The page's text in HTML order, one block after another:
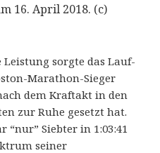
16. April 2018. (c)
sorgte das Lauf-
Marathon-Sieger
dem Kraftakt in den
zur Ruhe gesetzt hat.
“nur” Siebter in 1:03:41
seiner